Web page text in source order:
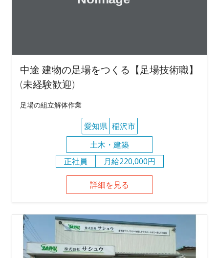
中途 建物の足場をつくる【足場技術職】
(未経験歓迎)
足場の組立解体作業
愛知県 稲沢市
土木・建築
正社員
月給220,000円
詳細を見る